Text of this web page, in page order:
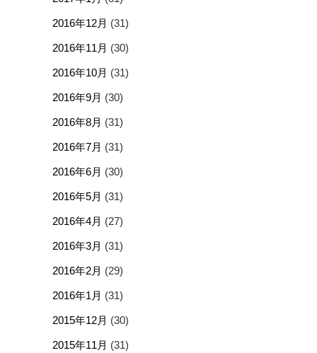
2016年12月 (31)
2016年11月 (30)
2016年10月 (31)
2016年9月 (30)
2016年8月 (31)
2016年7月 (31)
2016年6月 (30)
2016年5月 (31)
2016年4月 (27)
2016年3月 (31)
2016年2月 (29)
2016年1月 (31)
2015年12月 (30)
2015年11月 (31)